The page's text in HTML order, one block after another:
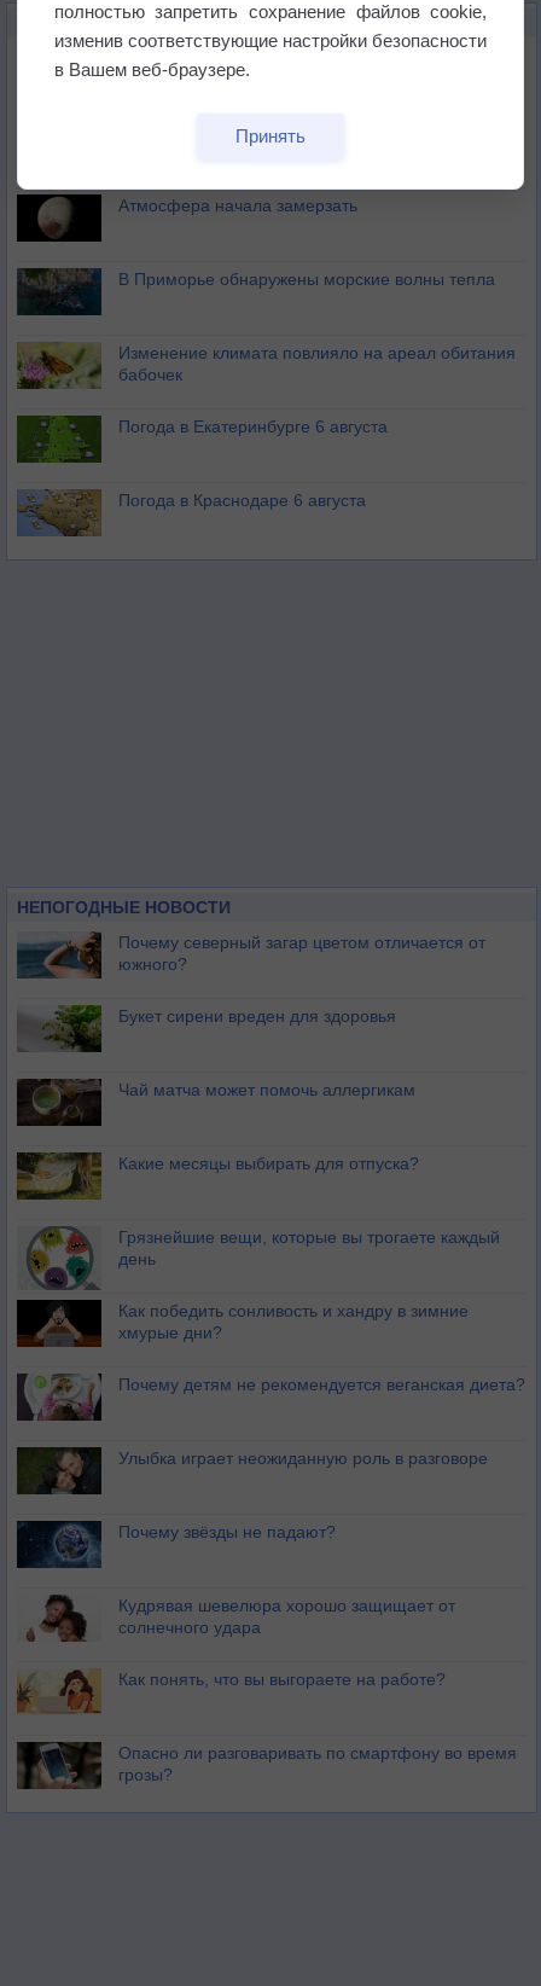
НОВОЕ О ПОГОДЕ
Космическая погода влияет на транспорт
Приложение построит маршрут через тень
Атмосфера начала замерзать
В Приморье обнаружены морские волны тепла
Изменение климата повлияло на ареал обитания
бабочек
Погода в Екатеринбурге 6 августа
Погода в Краснодаре 6 августа
НЕПОГОДНЫЕ НОВОСТИ
Почему северный загар цветом отличается от
южного?
Букет сирени вреден для здоровья
Чай матча может помочь аллергикам
Какие месяцы выбирать для отпуска?
Грязнейшие вещи, которые вы трогаете каждый
день
Как победить сонливость и хандру в зимние
хмурые дни?
Почему детям не рекомендуется веганская диета?
Улыбка играет неожиданную роль в разговоре
Почему звёзды не падают?
Кудрявая шевелюра хорошо защищает от
солнечного удара
Как понять, что вы выгораете на работе?
Опасно ли разговаривать по смартфону во время
грозы?
полностью запретить сохранение файлов cookie,
изменив соответствующие настройки безопасности
в Вашем веб-браузере.
Принять